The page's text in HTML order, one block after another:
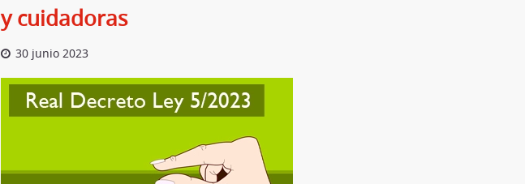
y cuidadoras
30 junio 2023